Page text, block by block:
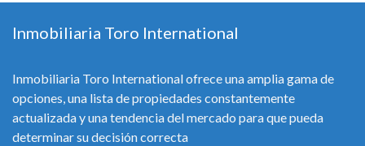
Inmobiliaria Toro International
Inmobiliaria Toro International ofrece una amplia gama de
opciones, una lista de propiedades constantemente
actualizada y una tendencia del mercado para que pueda
determinar su decisión correcta